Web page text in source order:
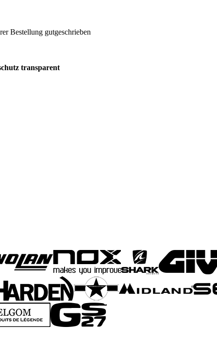
Bestellung gutgeschrieben
transparent